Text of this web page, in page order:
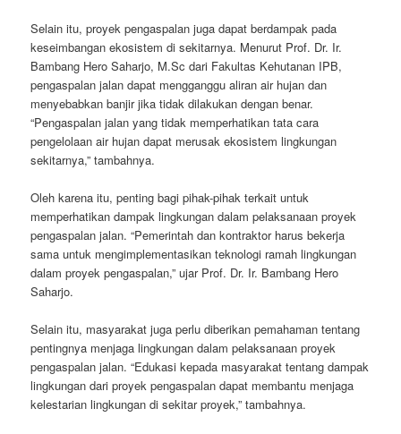
Selain itu, proyek pengaspalan juga dapat berdampak pada
keseimbangan ekosistem di sekitarnya. Menurut Prof. Dr. Ir.
Bambang Hero Saharjo, M.Sc dari Fakultas Kehutanan IPB,
pengaspalan jalan dapat mengganggu aliran air hujan dan
menyebabkan banjir jika tidak dilakukan dengan benar.
“Pengaspalan jalan yang tidak memperhatikan tata cara
pengelolaan air hujan dapat merusak ekosistem lingkungan
sekitarnya,” tambahnya.
Oleh karena itu, penting bagi pihak-pihak terkait untuk
memperhatikan dampak lingkungan dalam pelaksanaan proyek
pengaspalan jalan. “Pemerintah dan kontraktor harus bekerja
sama untuk mengimplementasikan teknologi ramah lingkungan
dalam proyek pengaspalan,” ujar Prof. Dr. Ir. Bambang Hero
Saharjo.
Selain itu, masyarakat juga perlu diberikan pemahaman tentang
pentingnya menjaga lingkungan dalam pelaksanaan proyek
pengaspalan jalan. “Edukasi kepada masyarakat tentang dampak
lingkungan dari proyek pengaspalan dapat membantu menjaga
kelestarian lingkungan di sekitar proyek,” tambahnya.